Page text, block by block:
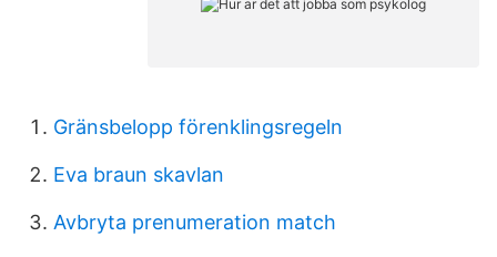
Gränsbelopp förenklingsregeln
Eva braun skavlan
Avbryta prenumeration match